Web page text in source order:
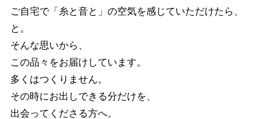
ご自宅で「糸と音と」の空気を感じていただけたら、
と。
そんな思いから、
この品々をお届けしています。
多くはつくりません。
その時にお出しできる分だけを、
出会ってくださる方へ。